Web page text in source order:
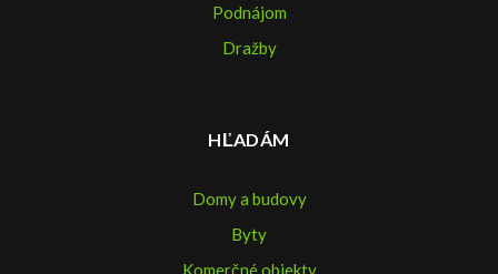
Podnájom
Dražby
HĽADÁM
Domy a budovy
Byty
Komerčné objekty